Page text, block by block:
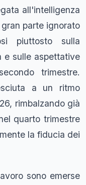
all'intelligenza
parte ignorato
piuttosto sulla
e sulle aspettative
trimestre.
a un ritmo
rimbalzando già
quarto trimestre
la fiducia dei
sono emerse